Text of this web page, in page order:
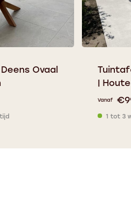
Ovaal
|
Vanaf €
1 tot 3